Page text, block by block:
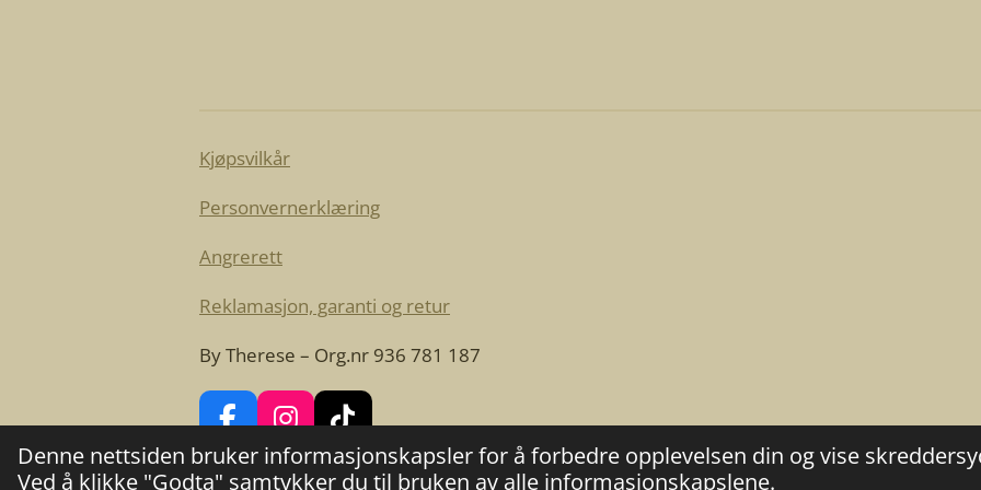
Denne nettsiden bruker informasjonskapsler for å forbedre opplevelsen din og vise
Ved å klikke "Godta" samtykker du til bruken av alle informasjonskapslene.
Kjøpsvilkår
Personvernerklæring
Angrerett
Reklamasjon, garanti og retur
By Therese – Org.nr 936 781 187
F
a
c
I
n
s
T
i
k
© 2025 - 2026 bytherese.no